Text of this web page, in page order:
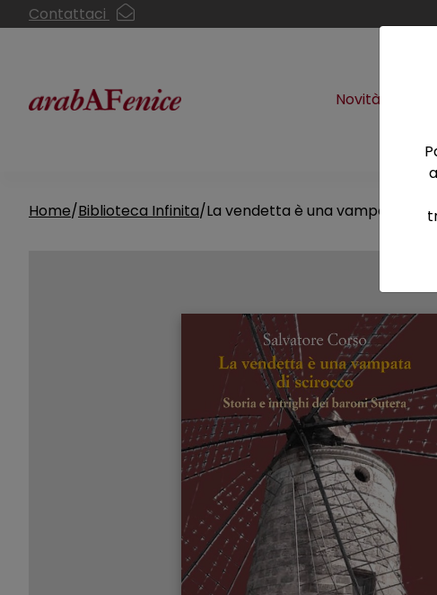
Contattaci
Novità
Home Biblioteca Infinita La vendetta è una vampata di